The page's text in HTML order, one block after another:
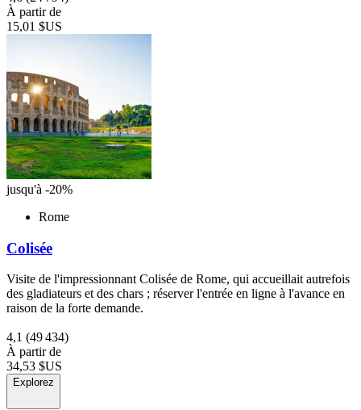
À partir de
15,01 $US
jusqu'à -20%
Rome
Colisée
Visite de l'impressionnant Colisée de Rome, qui accueillait autrefois
des gladiateurs et des chars ; réserver l'entrée en ligne à l'avance en
raison de la forte demande.
4,1 (49 434)
À partir de
34,53 $US
Explorez